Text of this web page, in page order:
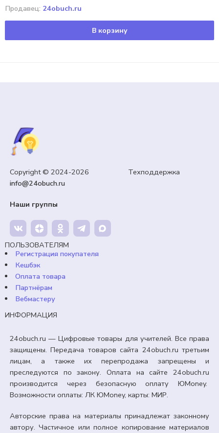
Продавец: 24obuch.ru
В корзину
Copyright © 2024-2026 Техподдержка
info@24obuch.ru
Наши группы
ПОЛЬЗОВАТЕЛЯМ
Регистрация покупателя
Кешбэк
Оплата товара
Партнёрам
Вебмастеру
ИНФОРМАЦИЯ
24obuch.ru — Цифровые товары для учителей. Все права
защищены. Передача товаров сайта 24obuch.ru третьим
лицам, а также их перепродажа запрещены и
преследуются по закону. Оплата на сайте 24obuch.ru
производится через безопасную оплату ЮMoney.
Возможности оплаты: ЛК ЮMoney, карты: МИР.
Авторские права на материалы принадлежат законному
автору. Частичное или полное копирование материалов